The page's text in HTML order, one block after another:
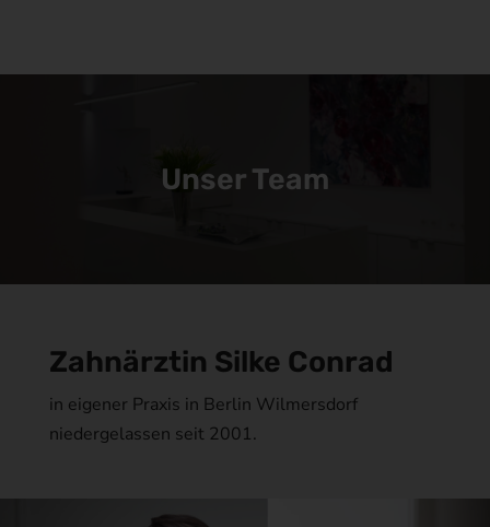
Unser Team
Zahnärztin Silke Conrad
in eigener Praxis in Berlin Wilmersdorf
niedergelassen seit 2001.